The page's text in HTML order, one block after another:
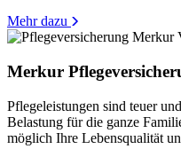
Mehr dazu
Merkur
Pflegeleistungen sind teuer
Belastung für die ganze
möglich Ihre Lebensqualität